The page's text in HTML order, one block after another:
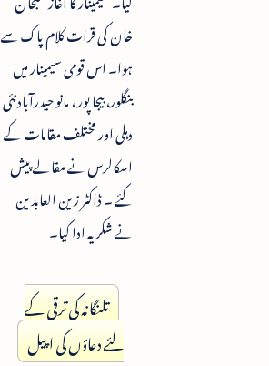
خان کی قرات کلام پاک سے
ہوا۔ اس قومی سیمینار میں
بنگلور، بیجا پور ، مانو حیدرآباد نئی
دہلی اور مختلف مقامات کے
اسکالرس نے مقالے پیش
کئے ۔ ڈاکٹر زین العابدین
نے شکریہ ادا کیا۔
تلنگانہ کی ترقی کے
لئے دعاؤں کی اپیل